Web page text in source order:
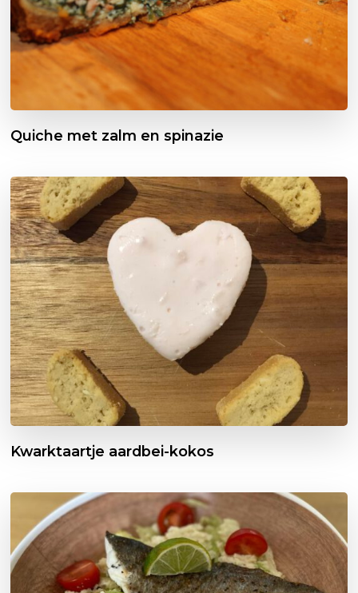
Quiche met zalm en spinazie
Kwarktaartje aardbei-kokos